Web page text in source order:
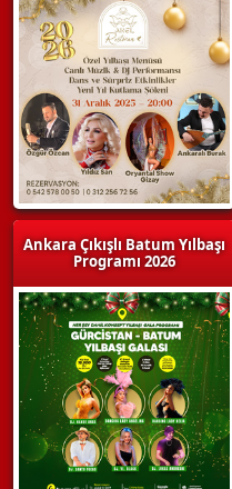
Ankara Çıkışlı Batum Yılbaşı
Programı 2026